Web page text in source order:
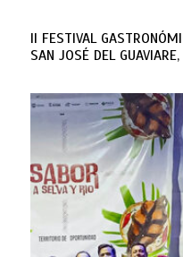
II FESTIVAL
SAN JOSÉ DEL